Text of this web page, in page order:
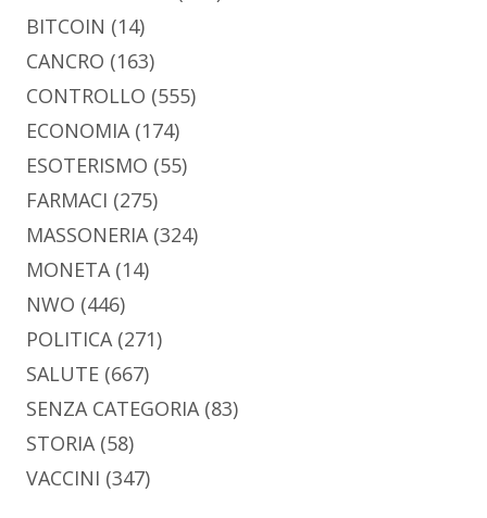
BITCOIN (14)
CANCRO (163)
CONTROLLO (555)
ECONOMIA(174)
ESOTERISMO (55)
FARMACI (275)
MASSONERIA(324)
MONETA(14)
NWO (446)
POLITICA(271)
SALUTE (667)
SENZA CATEGORIA(83)
STORIA(58)
VACCINI (347)